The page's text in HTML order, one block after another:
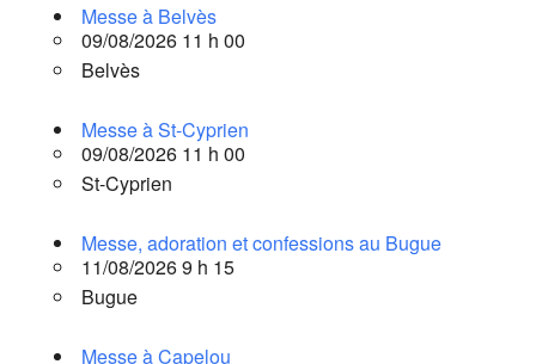
Messe à Belvès
09/08/2026 11 h 00
Belvès
Messe à St-Cyprien
09/08/2026 11 h 00
St-Cyprien
Messe, adoration et confessions au Bugue
11/08/2026 9 h 15
Bugue
Messe à Capelou